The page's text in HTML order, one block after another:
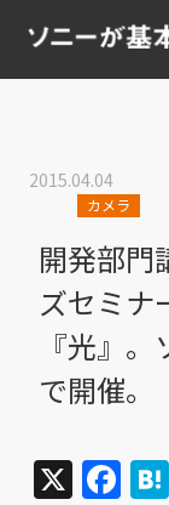
2015.04.04
カメラ
開発部門
ズセミナ
『光』
で開催。
X